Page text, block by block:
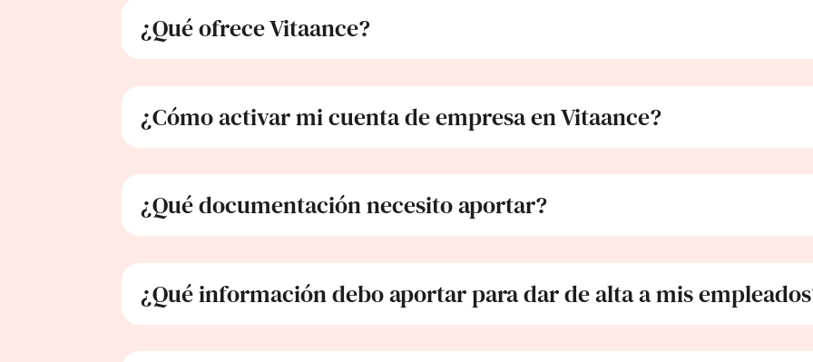
¿Qué ofrece Vitaance?
¿Cómo activar mi cuenta de empresa en Vitaance?
¿Qué documentación necesito aportar?
¿Qué información debo aportar para dar de alta a mis